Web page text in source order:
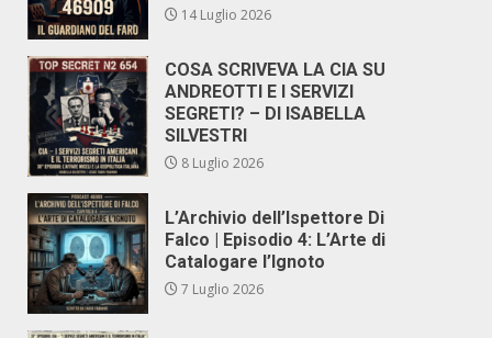
14 Luglio 2026
COSA SCRIVEVA LA CIA SU
ANDREOTTI E I SERVIZI
SEGRETI? – DI ISABELLA
SILVESTRI
8 Luglio 2026
L’Archivio dell’Ispettore Di
Falco | Episodio 4: L’Arte di
Catalogare l’Ignoto
7 Luglio 2026